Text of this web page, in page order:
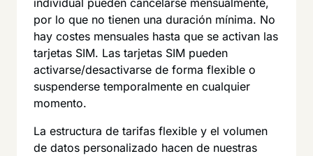
por lo que no tienen una duración mínima. No
hay costes mensuales hasta que se activan las
tarjetas SIM. Las tarjetas SIM pueden
activarse/desactivarse de forma flexible o
suspenderse temporalmente en cualquier
momento.
La estructura de tarifas flexible y el volumen
de datos personalizado hacen de nuestras